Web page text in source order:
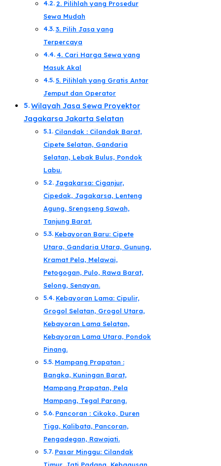
2. Pilihlah yang Prosedur
Sewa Mudah​
3. Pilih Jasa yang
Terpercaya​
4. Cari Harga Sewa yang
Masuk Akal​
5. Pilihlah yang Gratis Antar
Jemput dan Operator​
Wilayah Jasa Sewa Proyektor
Jagakarsa Jakarta Selatan​
Cilandak : Cilandak Barat,
Cipete Selatan, Gandaria
Selatan, Lebak Bulus, Pondok
Labu.
Jagakarsa: Ciganjur,
Cipedak, Jagakarsa, Lenteng
Agung, Srengseng Sawah,
Tanjung Barat.
Kebayoran Baru: Cipete
Utara, Gandaria Utara, Gunung,
Kramat Pela, Melawai,
Petogogan, Pulo, Rawa Barat,
Selong, Senayan.
Kebayoran Lama: Cipulir,
Grogol Selatan, Grogol Utara,
Kebayoran Lama Selatan,
Kebayoran Lama Utara, Pondok
Pinang.
Mampang Prapatan :
Bangka, Kuningan Barat,
Mampang Prapatan, Pela
Mampang, Tegal Parang.
Pancoran : Cikoko, Duren
Tiga, Kalibata, Pancoran,
Pengadegan, Rawajati.
Pasar Minggu: Cilandak